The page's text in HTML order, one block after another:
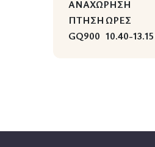
ΑΝΑΧΩΡΗΣΗ
ΠΤΗΣΗ ΩΡΕΣ
GQ900 10.40-13.15